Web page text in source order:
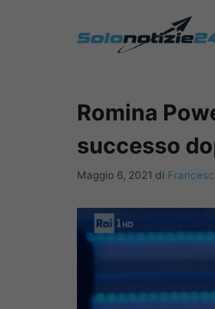
Romina
successo
Maggio 6, 2021 di